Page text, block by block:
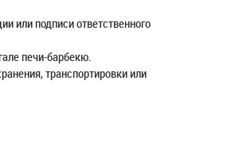
или подписи ответственного
печи-барбекю.
транспортировки или